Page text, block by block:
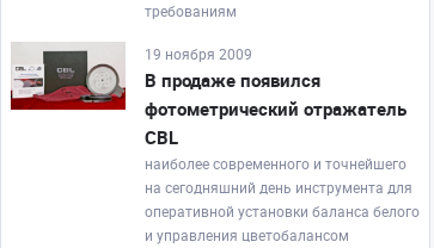
требованиям
19 ноября 2009
В продаже появился
фотометрический отражатель
CBL
наиболее современного и точнейшего
на сегодняшний день инструмента для
оперативной установки баланса белого
и управления цветобалансом